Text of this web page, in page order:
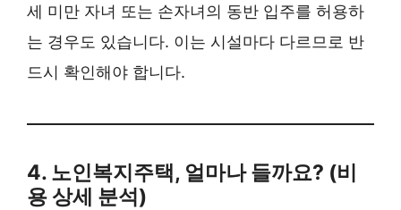
세 미만 자녀 또는 손자녀의 동반 입주를 허용하
는 경우도 있습니다. 이는 시설마다 다르므로 반
드시 확인해야 합니다.
4. 노인복지주택, 얼마나 들까요? (비
용 상세 분석)